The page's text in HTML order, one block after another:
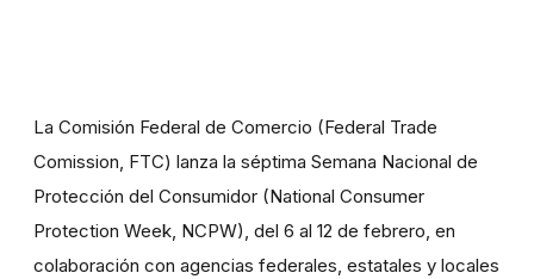
La Comisión Federal de Comercio (Federal Trade
Comission, FTC) lanza la séptima Semana Nacional de
Protección del Consumidor (National Consumer
Protection Week, NCPW), del 6 al 12 de febrero, en
colaboración con agencias federales, estatales y locales